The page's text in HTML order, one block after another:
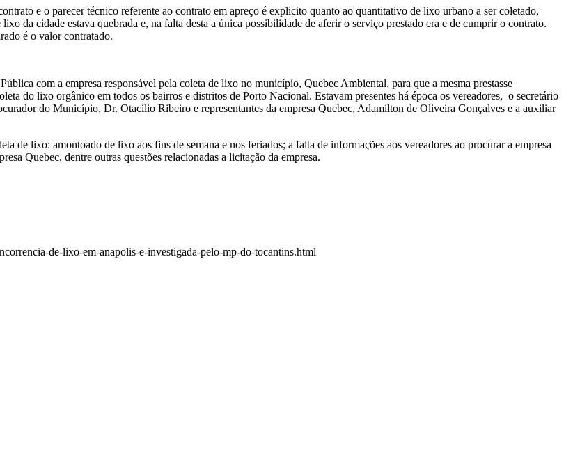
e o parecer técnico referente ao contrato em apreço é explicito quanto ao quantitativo de lixo urbano a ser coletado,
da cidade estava quebrada e, na falta desta a única possibilidade de aferir o serviço prestado era e de cumprir o contrato.
é o valor contratado.
com a empresa responsável pela coleta de lixo no município, Quebec Ambiental, para que a mesma prestasse
do lixo orgânico em todos os bairros e distritos de Porto Nacional. Estavam presentes há época os vereadores, o secretário
do Município, Dr. Otacílio Ribeiro e representantes da empresa Quebec, Adamilton de Oliveira Gonçalves e a auxiliar
de lixo: amontoado de lixo aos fins de semana e nos feriados; a falta de informações aos vereadores ao procurar a empresa
Quebec, dentre outras questões relacionadas a licitação da empresa.
de-lixo-em-anapolis-e-investigada-pelo-mp-do-tocantins.html